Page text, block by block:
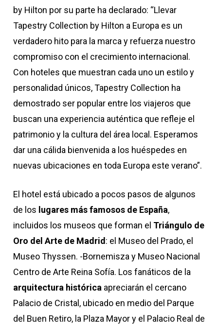
by Hilton por su parte ha declarado: “Llevar
Tapestry Collection by Hilton a Europa es un
verdadero hito para la marca y refuerza nuestro
compromiso con el crecimiento internacional.
Con hoteles que muestran cada uno un estilo y
personalidad únicos, Tapestry Collection ha
demostrado ser popular entre los viajeros que
buscan una experiencia auténtica que refleje el
patrimonio y la cultura del área local. Esperamos
dar una cálida bienvenida a los huéspedes en
nuevas ubicaciones en toda Europa este verano”.
El hotel está ubicado a pocos pasos de algunos
de los lugares más famosos de España,
incluidos los museos que forman el Triángulo de
Oro del Arte de Madrid : el Museo del Prado, el
Museo Thyssen. -Bornemisza y Museo Nacional
Centro de Arte Reina Sofía. Los fanáticos de la
arquitectura histórica apreciarán el cercano
Palacio de Cristal, ubicado en medio del Parque
del Buen Retiro, la Plaza Mayor y el Palacio Real de